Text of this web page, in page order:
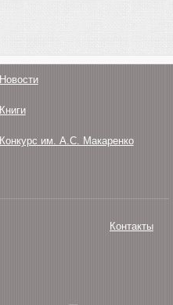
Новости
Книги
Конкурс им. А.С. Макаренко
Контакты